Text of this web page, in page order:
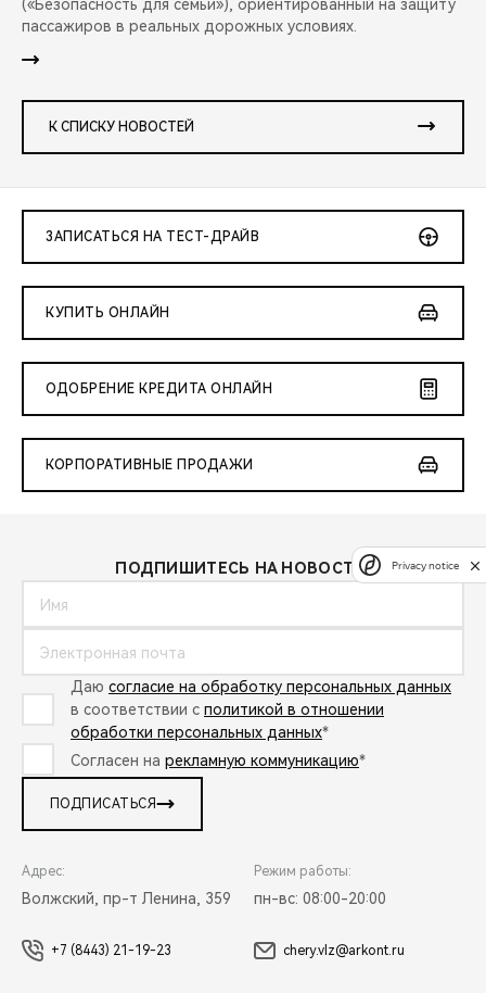
(«Безопасность для семьи»), ориентированный на защиту
пассажиров в реальных дорожных условиях.
К СПИСКУ НОВОСТЕЙ
ЗАПИСАТЬСЯ НА ТЕСТ-ДРАЙВ
КУПИТЬ ОНЛАЙН
ОДОБРЕНИЕ КРЕДИТА ОНЛАЙН
КОРПОРАТИВНЫЕ ПРОДАЖИ
ПОДПИШИТЕСЬ НА НОВОСТИ:
Даю согласие на обработку персональных данных
в соответствии с политикой в отношении
обработки персональных данных*
Согласен на рекламную коммуникацию*
ПОДПИСАТЬСЯ
Адрес:
Волжский, пр-т Ленина, 359
Режим работы:
пн-вс: 08:00-20:00
+7 (8443) 21-19-23 chery.vlz@arkont.ru
Privacy notice